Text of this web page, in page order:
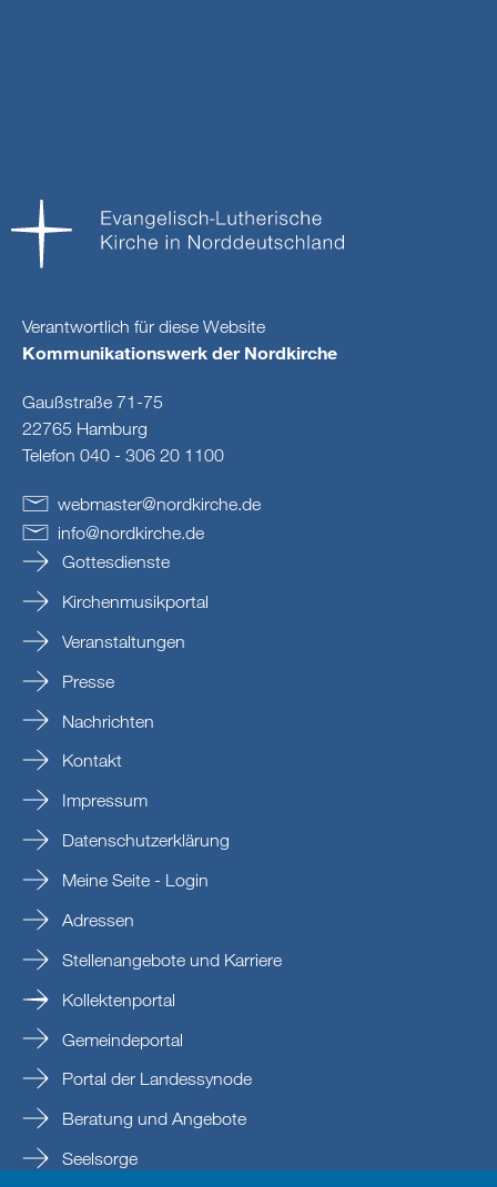
Verantwortlich für diese Website
Kommunikationswerk der Nordkirche
Gaußstraße 71-75
22765 Hamburg
Telefon 040 - 306 20 1100
webmaster@nordkirche.de
info@nordkirche.de
Gottesdienste
Kirchenmusikportal
Veranstaltungen
Presse
Nachrichten
Kontakt
Impressum
Datenschutzerklärung
Meine Seite - Login
Adressen
Stellenangebote und Karriere
Kollektenportal
Gemeindeportal
Portal der Landessynode
Beratung und Angebote
Seelsorge